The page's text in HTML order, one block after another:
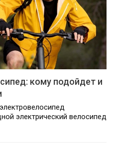
кому подойдет и
электрический велосипед